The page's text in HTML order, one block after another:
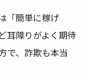
「簡単に稼げ
耳障りがよく期待
で、詐欺も本当